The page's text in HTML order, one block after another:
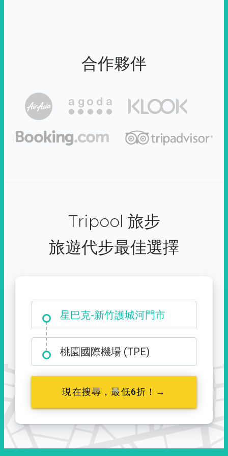
合作夥伴
Tripool 旅步
旅遊代步最佳選擇
大霸尖山登山口
桃園國際機場 (TPE)
現在搜尋，最低6折！→